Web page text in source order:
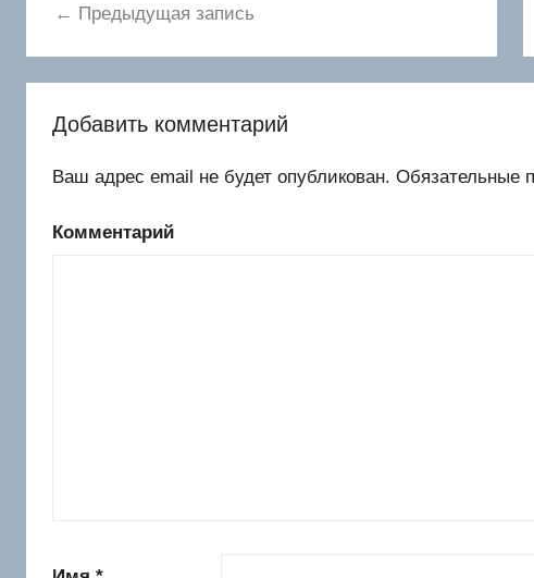
по
записям
Предыдущая запись
Добавить комментарий
Ваш адрес email не будет опубликован. Обязательные
Комментарий